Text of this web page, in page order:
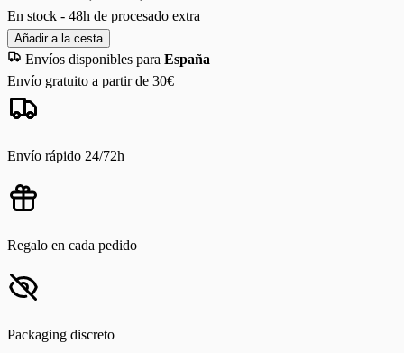
En stock - 48h de procesado extra
Añadir a la cesta
Envíos disponibles para España
Envío gratuito a partir de 30€
Envío rápido 24/72h
Regalo en cada pedido
Packaging discreto